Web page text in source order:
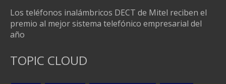
Los teléfonos inalámbricos DECT de Mitel reciben el
premio al mejor sistema telefónico empresarial del
año
TOPIC CLOUD